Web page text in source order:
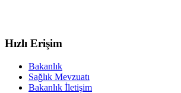
Hızlı Erişim
Bakanlık
Sağlık Mevzuatı
Bakanlık İletişim